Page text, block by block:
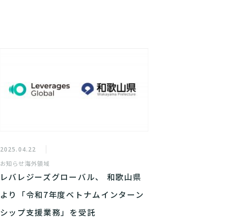
2025.04.22
お知らせ海外領域
レバレジーズグローバル、 和歌山県
より「令和7年度ベトナムインターン
シップ支援業務」を受託